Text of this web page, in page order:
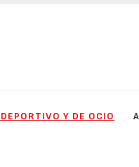
Y DE OCIO